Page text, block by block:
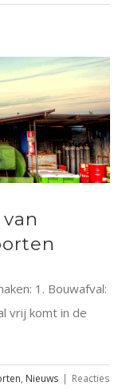
1. Bouwafval:
vrij komt in de
, Nieuws | Reacties